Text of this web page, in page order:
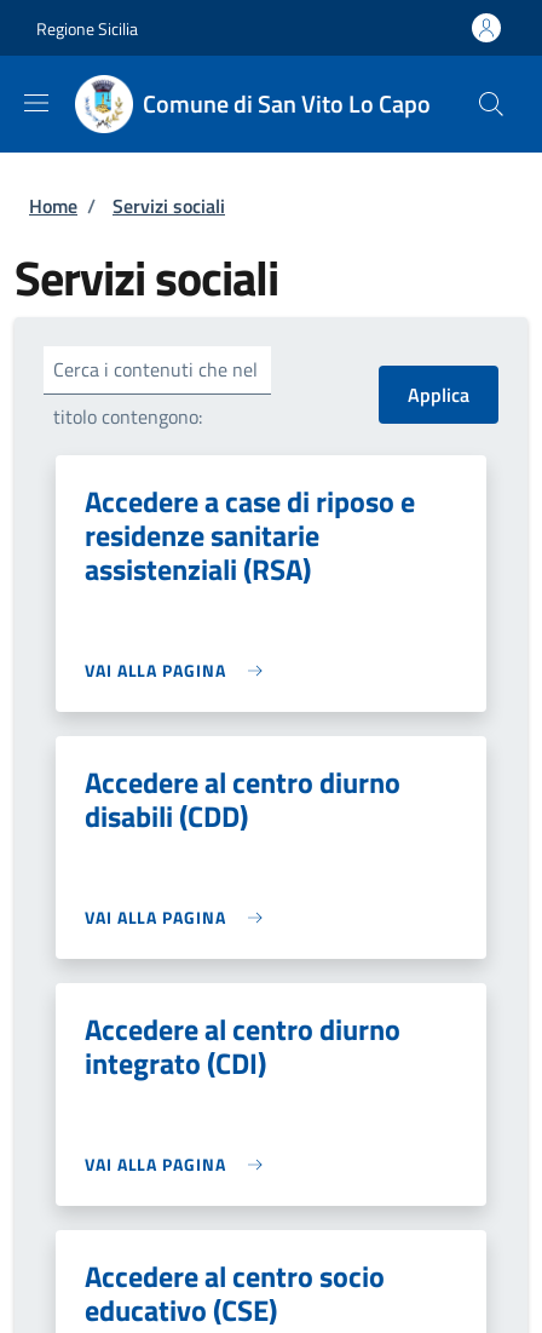
Regione Sicilia
Comune di San Vito Lo Capo
Briciole di pane
Home / Servizi sociali
Servizi sociali
Cerca i contenuti che nel
titolo contengono:
Accedere a case di riposo e
residenze sanitarie
assistenziali (RSA)
VAI ALLA PAGINA
Accedere al centro diurno
disabili (CDD)
VAI ALLA PAGINA
Accedere al centro diurno
integrato (CDI)
VAI ALLA PAGINA
Accedere al centro socio
educativo (CSE)